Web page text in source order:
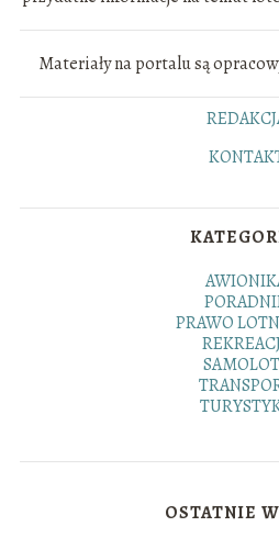
Materiały na portalu są
PRAWO
OSTATNIE